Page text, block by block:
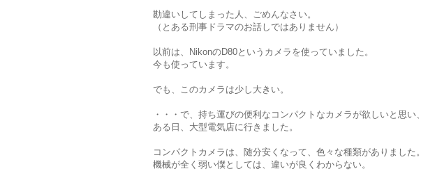
勘違いしてしまった人、ごめんなさい。
（とある刑事ドラマのお話しではありません）
以前は、NikonのD80というカメラを使っていました。
今も使っています。
でも、このカメラは少し大きい。
・・・で、持ち運びの便利なコンパクトなカメラが欲しいと思い、
ある日、大型電気店に行きました。
コンパクトカメラは、随分安くなって、色々な種類がありました。
機械が全く弱い僕としては、違いが良くわからない。